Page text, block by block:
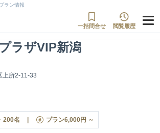
ラン情報
一括問合せ 閲覧履歴
ラザVIP新潟
上所2-11-33
200名 | プラン6,000円 ～